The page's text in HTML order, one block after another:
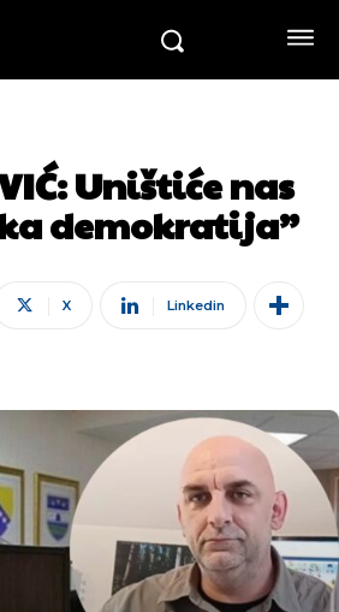
Uništiće nas
demokratija”
X Linkedin